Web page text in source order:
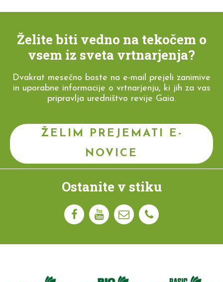
Želite biti vedno na tekočem o
vsem iz sveta vrtnarjenja?
Dvakrat mesečno boste na e-mail prejeli zanimive
in uporabne informacije o vrtnarjenju, ki jih za vas
pripravlja uredništvo revije Gaia.
ŽELIM PREJEMATI E-
NOVICE
Ostanite v stiku